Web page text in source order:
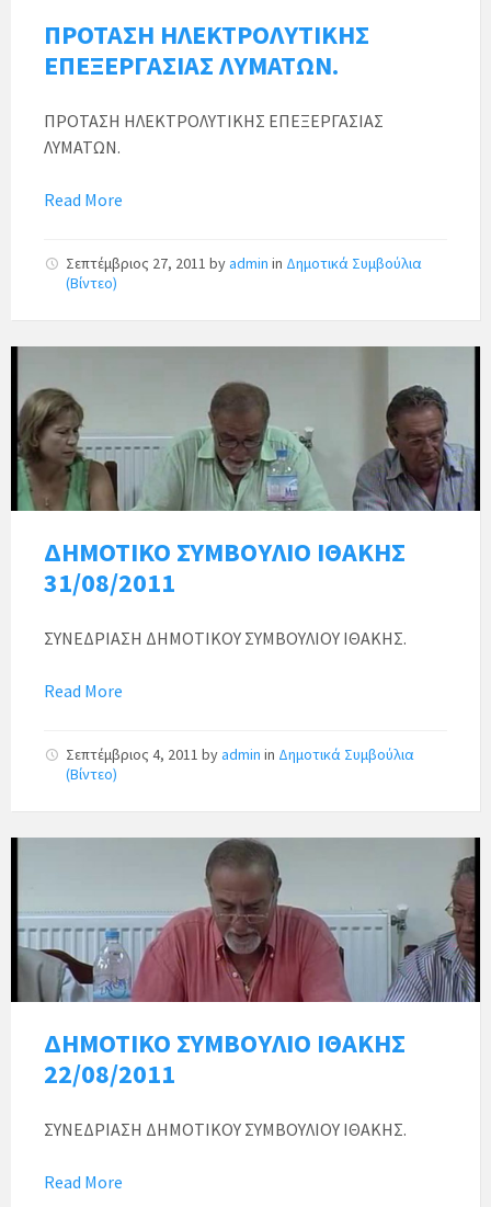
ΠΡΟΤΑΣΗ ΗΛΕΚΤΡΟΛΥΤΙΚΗΣ
ΕΠΕΞΕΡΓΑΣΙΑΣ ΛΥΜΑΤΩΝ.
ΠΡΟΤΑΣΗ ΗΛΕΚΤΡΟΛΥΤΙΚΗΣ ΕΠΕΞΕΡΓΑΣΙΑΣ
ΛΥΜΑΤΩΝ.
Read More
Σεπτέμβριος 27, 2011 byadmin in Δημοτικά Συμβούλια
(Βίντεο)
ΔΗΜΟΤΙΚΟ ΣΥΜΒΟΥΛΙΟ ΙΘΑΚΗΣ
31/08/2011
ΣΥΝΕΔΡΙΑΣΗ ΔΗΜΟΤΙΚΟΥ ΣΥΜΒΟΥΛΙΟΥ ΙΘΑΚΗΣ.
Read More
Σεπτέμβριος 4, 2011 byadmin in Δημοτικά Συμβούλια
(Βίντεο)
ΔΗΜΟΤΙΚΟ ΣΥΜΒΟΥΛΙΟ ΙΘΑΚΗΣ
22/08/2011
ΣΥΝΕΔΡΙΑΣΗ ΔΗΜΟΤΙΚΟΥ ΣΥΜΒΟΥΛΙΟΥ ΙΘΑΚΗΣ.
Read More